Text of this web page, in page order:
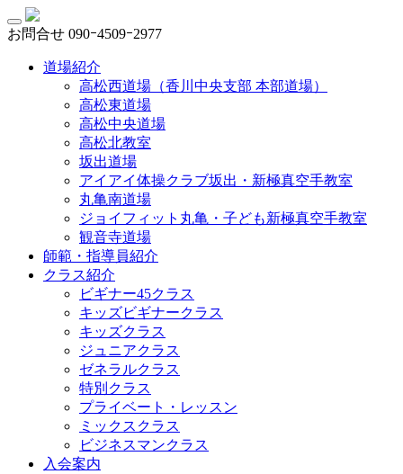
お問合せ 090ｰ4509ｰ2977
道場紹介
高松西道場（香川中央支部 本部道場）
高松東道場
高松中央道場
高松北教室
坂出道場
アイアイ体操クラブ坂出・新極真空手教室
丸亀南道場
ジョイフィット丸亀・子ども新極真空手教室
観音寺道場
師範・指導員紹介
クラス紹介
ビギナー45クラス
キッズビギナークラス
キッズクラス
ジュニアクラス
ゼネラルクラス
特別クラス
プライベート・レッスン
ミックスクラス
ビジネスマンクラス
入会案内